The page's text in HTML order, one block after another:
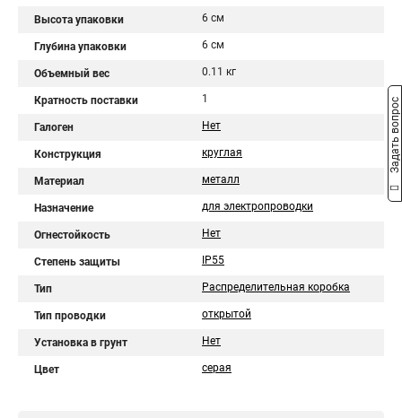
Высота упаковки 6 см
Глубина упаковки 6 см
Объемный вес 0.11 кг
Кратность поставки 1
Галоген Нет
Конструкция круглая
Материал металл
Назначение для электропроводки
Огнестойкость Нет
Степень защиты IP55
Тип Распределительная коробка
Тип проводки открытой
Установка в грунт Нет
Цвет серая
Задать вопрос